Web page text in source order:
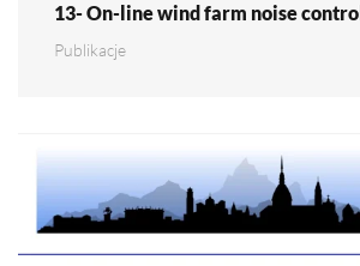
13- On-line wind farm noise control
Publikacje